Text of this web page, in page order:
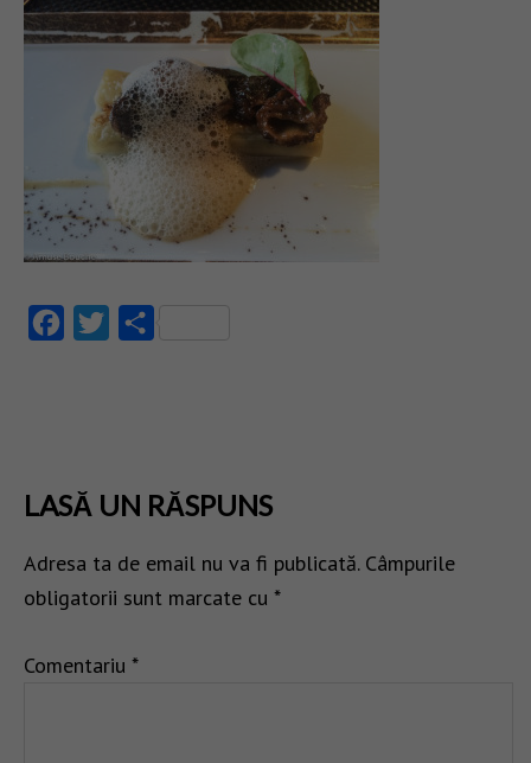
FacebookTwitter
LASĂ UN RĂSPUNS
Adresa ta de email nu va fi publicată. Câmpurile
obligatorii sunt marcate cu *
Comentariu *